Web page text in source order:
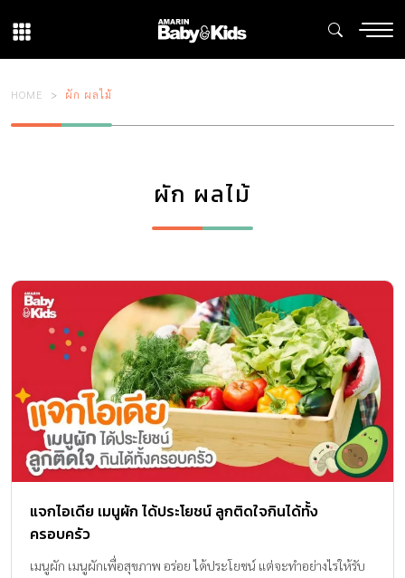
HOME ผัก ผลไม้
ผัก ผลไม้
แจกไอเดีย เมนูผัก ได้ประโยชน์ ลูกติดใจกินได้ทั้ง
ครอบครัว
เมนูผัก เมนูผักเพื่อสุขภาพ อร่อย ได้ประโยชน์ แต่จะทำอย่างไรให้รับ